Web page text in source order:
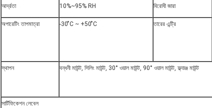
আর্দ্রতা 10%~95% RH বিরোধী জারা
অপারেটিং তাপমাত্রা -30 ̊C ~ +50 ̊C তারের এন্ট্রি
স্থাপন বন্ধনী মাউন্ট, সিলিং মাউন্ট, 30° ওয়াল মাউন্ট, 90° ওয়াল মাউন্ট, ফ্ল্যাঞ্জ মাউন্ট
সার্টিফিকেশন লেবেল